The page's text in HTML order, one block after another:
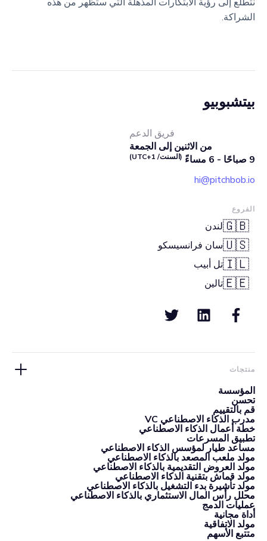
الشراكة.
بيتشبوبيو
فريق الدعم
من الاثنين إلى الجمعة
9 صباحًا - 6 مساءً
(السنت/ UTC+1)
hi@pitchbob.io
الفروع
🇬🇧لندن
🇺🇸سان فرانسيسكو
🇮🇱تل أبيب
🇪🇪تالين
منتجات
المؤسسة
تحسن
قم بالتقييم
مدرب الذكاء الاصطناعي VC
خطة أعمال الذكاء الاصطناعي
تطبيق المسرعات
مساعد طيار لمؤسس الذكاء الاصطناعي
مولد ملعب المصعد بالذكاء الاصطناعي
مولد العروض التقديمية بالذكاء الاصطناعي
مولد قماش بتقنية الذكاء الاصطناعي
مولد تأشيرة بدء التشغيل بالذكاء الاصطناعي
محلل رأس المال الاستثماري بالذكاء الاصطناعي
عمليات الدمج
أداة مجانية
مولد الاتفاقية
متتبع الأسهم